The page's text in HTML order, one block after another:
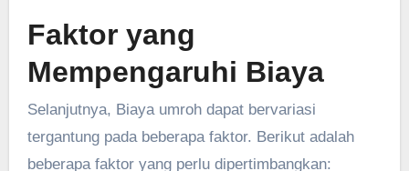
Faktor yang
Mempengaruhi Biaya
Selanjutnya, Biaya umroh dapat bervariasi
tergantung pada beberapa faktor. Berikut adalah
beberapa faktor yang perlu dipertimbangkan: